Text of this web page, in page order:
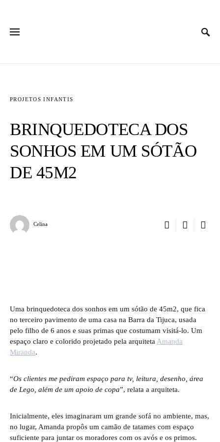
PROJETOS INFANTIS
BRINQUEDOTECA DOS
SONHOS EM UM SÓTÃO
DE 45M2
Celina
Uma brinquedoteca dos sonhos em um sótão de 45m2, que fica
no terceiro pavimento de uma casa na Barra da Tijuca, usada
pelo filho de 6 anos e suas primas que costumam visitá-lo. Um
espaço claro e colorido projetado pela arquiteta Amanda
Miranda.
“Os clientes me pediram espaço para tv, leitura, desenho, área
de Lego, além de um apoio de copa”, relata a arquiteta.
Inicialmente, eles imaginaram um grande sofá no ambiente, mas,
no lugar, Amanda propôs um camão de tatames com espaço
suficiente para juntar os moradores com os avós e os primos.